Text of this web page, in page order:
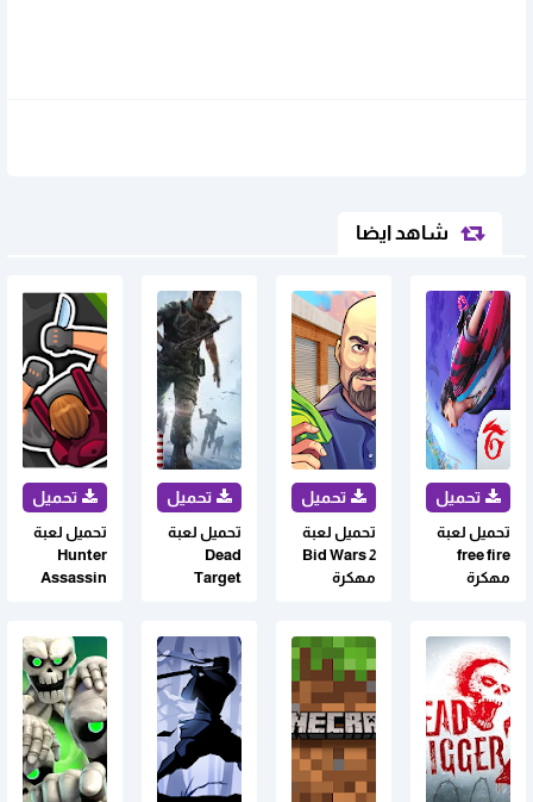
شاهد ايضا
تحميل لعبة
free fire
مهكرة
الاندرويد آخر
إصدار
تحميل لعبة
Bid Wars 2
مهكرة
تحميل لعبة
Dead
Target
للاندرويد
تحميل لعبة
Hunter
Assassin